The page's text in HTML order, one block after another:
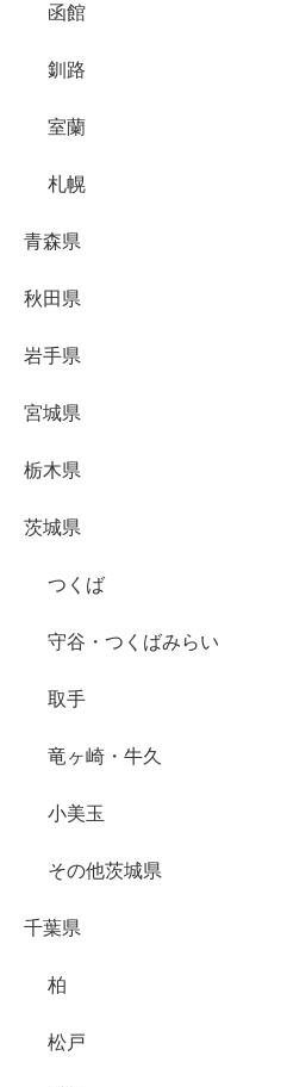
函館
釧路
室蘭
札幌
青森県
秋田県
岩手県
宮城県
栃木県
茨城県
つくば
守谷・つくばみらい
取手
竜ヶ崎・牛久
小美玉
その他茨城県
千葉県
柏
松戸